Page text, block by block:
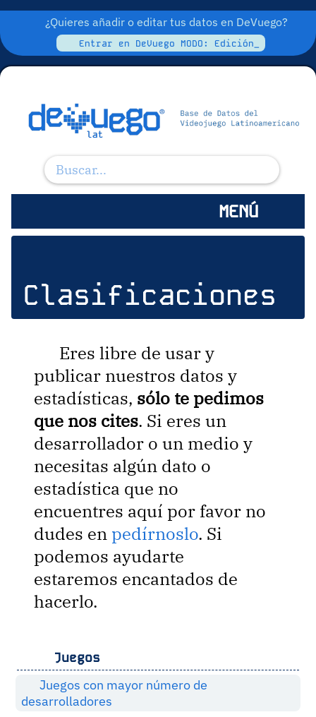
¿Quieres añadir o editar tus datos en DeVuego?
Entrar en DeVuego MODO: Edición_
MENÚ
Clasificaciones
Eres libre de usar y
publicar nuestros datos y
estadísticas, sólo te pedimos
que nos cites. Si eres un
desarrollador o un medio y
necesitas algún dato o
estadística que no
encuentres aquí por favor no
dudes en pedírnoslo. Si
podemos ayudarte
estaremos encantados de
hacerlo.
Juegos
Juegos con mayor número de
desarrolladores